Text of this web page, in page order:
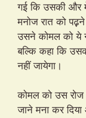
गई कि उसकी और
मनोज रात को
उसने कोमल को ये
बल्कि कहा कि
नहीं जायेगा।
कोमल को उस
जाने मना कर